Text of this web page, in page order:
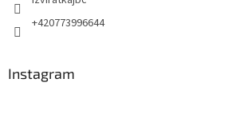
+420773996644
Instagram